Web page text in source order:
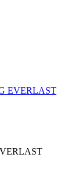
EVERLAST